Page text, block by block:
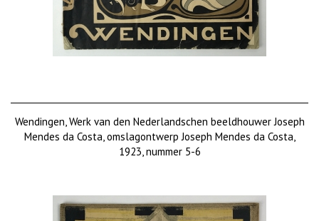
Wendingen, Werk van den Nederlandschen beeldhouwer Joseph
Mendes da Costa, omslagontwerp Joseph Mendes da Costa,
1923, nummer 5-6